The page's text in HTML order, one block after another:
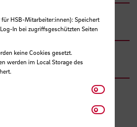
für HSB-Mitarbeiter:innen): Speichert
In bei zugriffsgeschützten Seiten
keine Cookies gesetzt.
werden im Local Storage des
Matomo
Youtube